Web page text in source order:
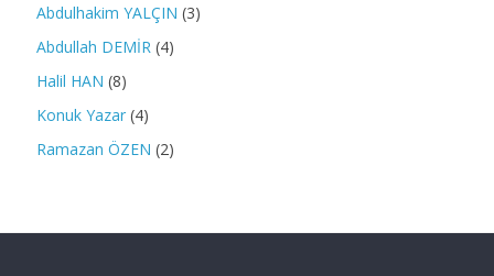
Abdulhakim YALÇIN (3)
Abdullah DEMİR (4)
Halil HAN (8)
Konuk Yazar (4)
Ramazan ÖZEN (2)